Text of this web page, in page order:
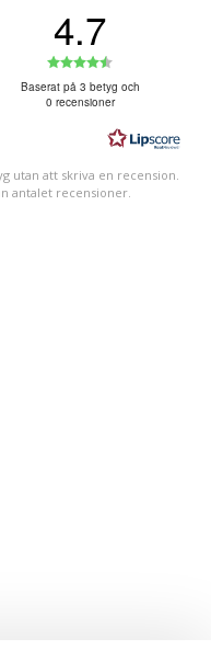
stjärnor
5 stjärnor
5 stjärnor
stjärnor
5 stjärnor
4.7
4.7
utav
5
stjärnor
Baserat på 3 betyg och
0 recensioner
utan att skriva en recension.
antalet recensioner.